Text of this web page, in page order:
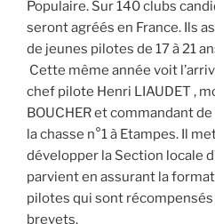
Populaire. Sur 140 clubs
seront agréés en France. Ils
de jeunes pilotes de 17 à 21
Cette même année voit
chef pilote Henri LIAUDET ,
BOUCHER et commandant de
la chasse n°1 à Etampes. Il
développer la Section locale
parvient en assurant la
pilotes qui sont
brevets.